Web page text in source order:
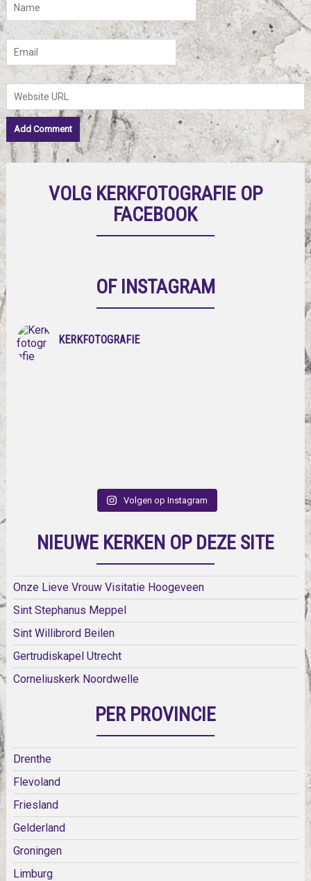
VOLG KERKFOTOGRAFIE OP
FACEBOOK
OF INSTAGRAM
KERKFOTOGRAFIE
Volgen op Instagram
NIEUWE KERKEN OP DEZE SITE
Onze Lieve Vrouw Visitatie Hoogeveen
Sint Stephanus Meppel
Sint Willibrord Beilen
Gertrudiskapel Utrecht
Corneliuskerk Noordwelle
PER PROVINCIE
Drenthe
Flevoland
Friesland
Gelderland
Groningen
Limburg